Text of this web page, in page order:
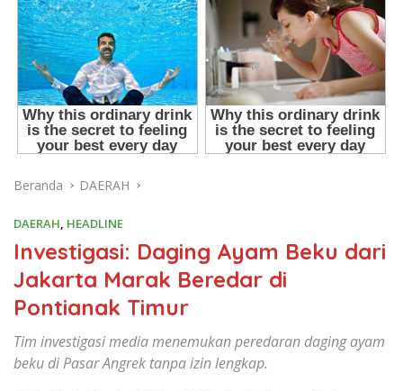
Beranda DAERAH
DAERAH, HEADLINE
Investigasi: Daging Ayam Beku dari
Jakarta Marak Beredar di
Pontianak Timur
Tim investigasi media menemukan peredaran daging ayam
beku di Pasar Angrek tanpa izin lengkap.